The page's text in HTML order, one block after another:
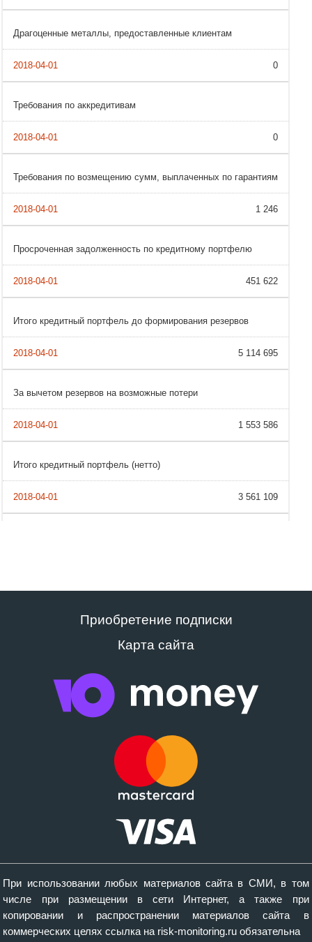
Драгоценные металлы, предоставленные клиентам
0
Требования по аккредитивам
0
Требования по возмещению сумм, выплаченных по гарантиям
1 246
Просроченная задолженность по кредитному портфелю
451 622
Итого кредитный портфель до формирования резервов
5 114 695
За вычетом резервов на возможные потери
1 553 586
Итого кредитный портфель (нетто)
3 561 109
Приобретение подписки
Карта сайта
При использовании любых материалов сайта в СМИ, в том
числе при размещении в сети Интернет, а также при
копировании и распространении материалов сайта в
коммерческих целях ссылка на risk-monitoring.ru обязательна